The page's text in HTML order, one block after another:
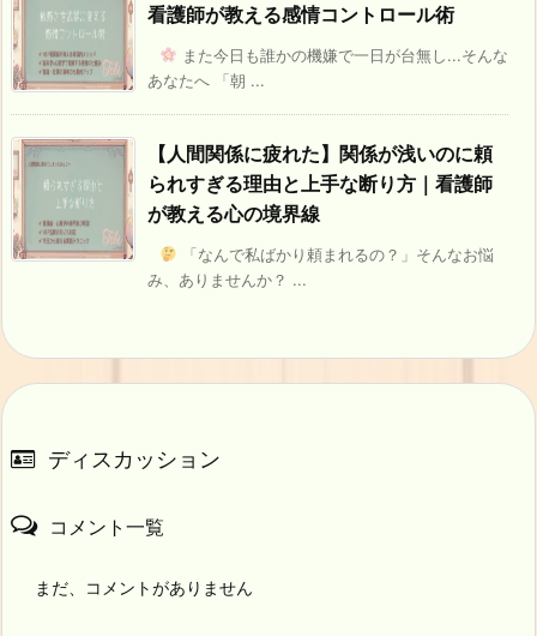
看護師が教える感情コントロール術
また今日も誰かの機嫌で一日が台無し...そんな
あなたへ 「朝 ...
【人間関係に疲れた】関係が浅いのに頼
られすぎる理由と上手な断り方｜看護師
が教える心の境界線
「なんで私ばかり頼まれるの？」そんなお悩
み、ありませんか？ ...
ディスカッション
コメント一覧
まだ、コメントがありません